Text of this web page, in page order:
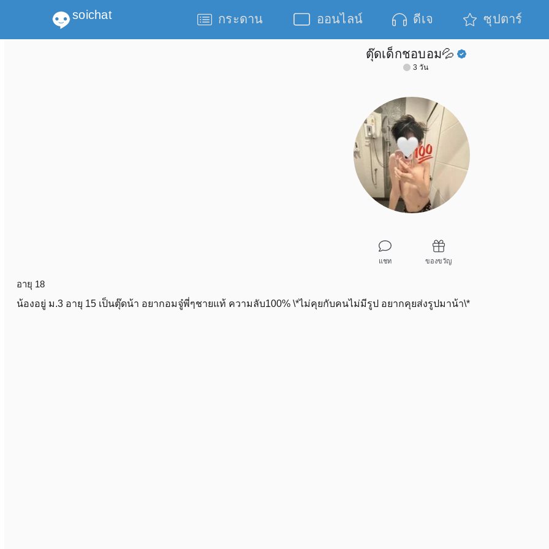
soichat กระดาน ออนไลน์ ดีเจ ซุปตาร์
ตุ๊ดเด็กชอบอม💦
3 วัน
แชท ของขวัญ
อายุ 18
น้องอยู่ ม.3 อายุ 15 เป็นตุ๊ดน้า อยากอมจู๋พี่ๆชายแท้ ความลับ100% \*ไม่คุยกับคนไม่มีรูป อยากคุยส่งรูปมาน้า\*